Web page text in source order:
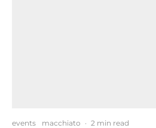
events macchiato · 2 min read